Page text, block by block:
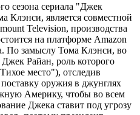
сезона сериала "Джек
Клэнси, является совместной
Television, производства
на платформе Amazon
По замыслу Тома Клэнси, во
Райан, роль которого
место"), отследив
оружия в джунглях
Америку, чтобы во всем
Джека ставит под угрозу